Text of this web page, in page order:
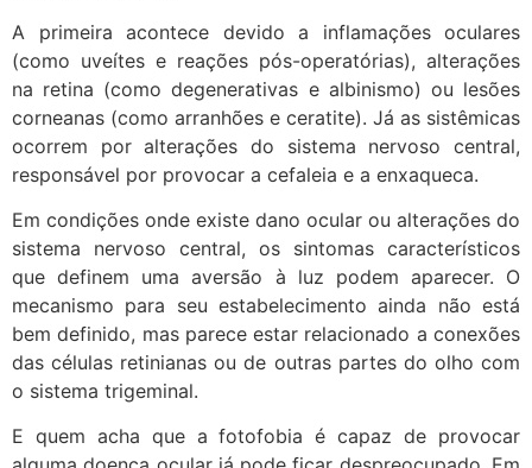
A primeira acontece devido a inflamações oculares
(como uveítes e reações pós-operatórias), alterações
na retina (como degenerativas e albinismo) ou lesões
corneanas (como arranhões e ceratite). Já as sistêmicas
ocorrem por alterações do sistema nervoso central,
responsável por provocar a cefaleia e a enxaqueca.
Em condições onde existe dano ocular ou alterações do
sistema nervoso central, os sintomas característicos
que definem uma aversão à luz podem aparecer. O
mecanismo para seu estabelecimento ainda não está
bem definido, mas parece estar relacionado a conexões
das células retinianas ou de outras partes do olho com
o sistema trigeminal.
E quem acha que a fotofobia é capaz de provocar